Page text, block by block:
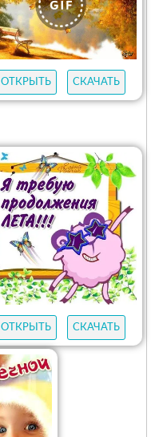
ОТКРЫТЬ СКАЧАТЬ
ОТКРЫТЬ СКАЧАТЬ